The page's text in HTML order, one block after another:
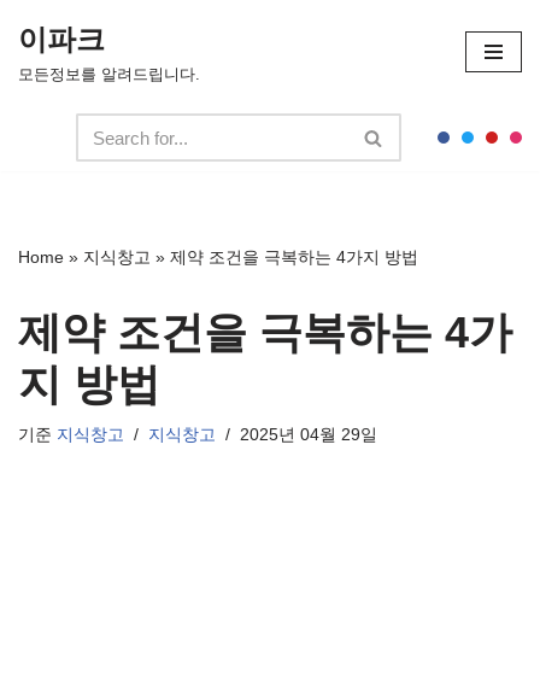
콘
기
이파크
모든정보를 알려드립니다.
Home » 지식창고 » 제약 조건을 극복하는 4가지 방법
제약 조건을 극복하는 4가
지 방법
기준 지식창고 지식창고 2025년 04월 29일